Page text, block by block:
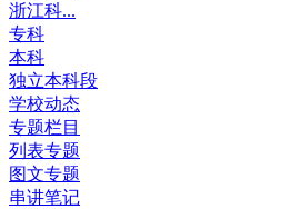
浙江科...
专科
本科
独立本科段
学校动态
专题栏目
列表专题
图文专题
串讲笔记